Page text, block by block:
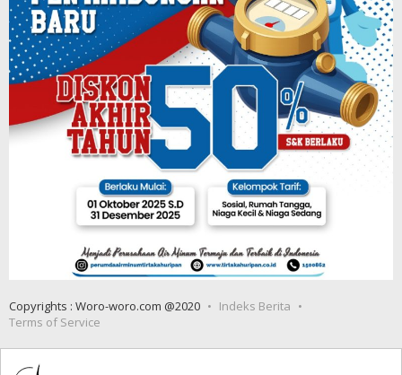
Copyrights : Woro-woro.com @2020
Indeks Berita
Terms of Service